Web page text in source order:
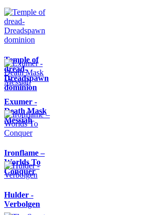
Temple of
dread-
Dreadspawn
dominion
Exumer -
Death Mask
Messiah
Ironflame –
Worlds To
Conquer
Hulder -
Verbolgen